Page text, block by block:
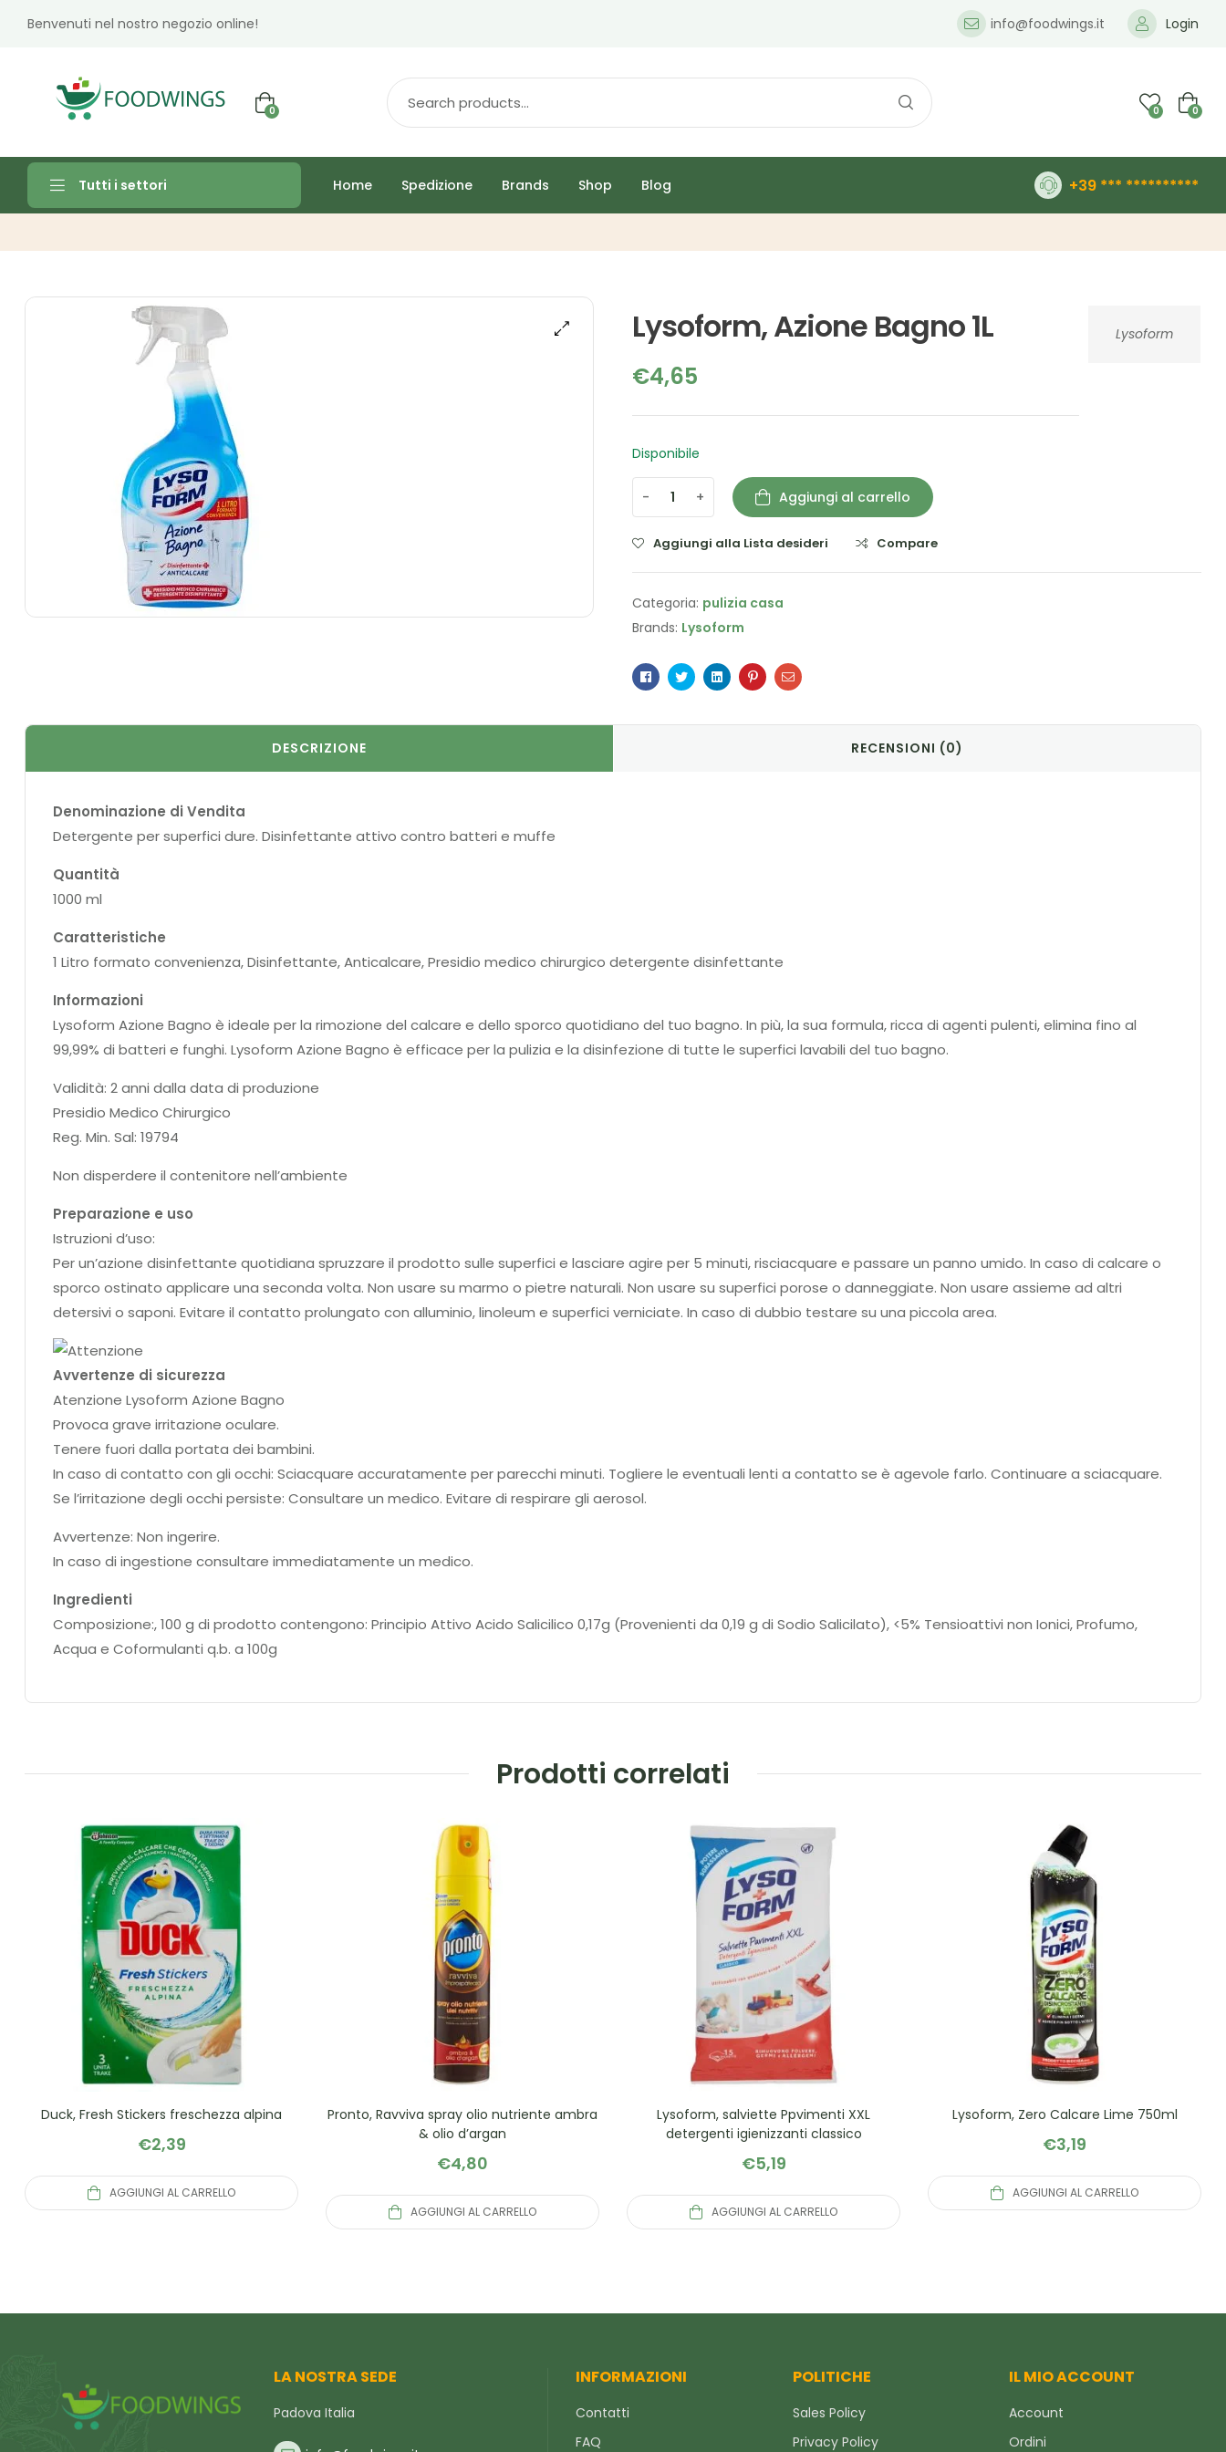
Benvenuti nel nostro negozio online! info@foodwings.it Login
0 0 0
Tutti i settori Home Spedizione Brands Shop Blog +39 *** **********
Lysoform
Lysoform, Azione Bagno 1L
€4,65
Disponibile
- + Aggiungi al carrello
Aggiungi alla Lista desideri Compare
Categoria: pulizia casa
Brands: Lysoform
Facebook
TwitterLinkedinPinterestEmail
DESCRIZIONE RECENSIONI (0)
Denominazione di Vendita
Detergente per superfici dure. Disinfettante attivo contro batteri e muffe
Quantità
1000 ml
Caratteristiche
1 Litro formato convenienza, Disinfettante, Anticalcare, Presidio medico chirurgico detergente disinfettante
Informazioni
Lysoform Azione Bagno è ideale per la rimozione del calcare e dello sporco quotidiano del tuo bagno. In più, la sua formula, ricca di agenti pulenti, elimina fino al
99,99% di batteri e funghi. Lysoform Azione Bagno è efficace per la pulizia e la disinfezione di tutte le superfici lavabili del tuo bagno.
Validità: 2 anni dalla data di produzione
Presidio Medico Chirurgico
Reg. Min. Sal: 19794
Non disperdere il contenitore nell’ambiente
Preparazione e uso
Istruzioni d’uso:
Per un’azione disinfettante quotidiana spruzzare il prodotto sulle superfici e lasciare agire per 5 minuti, risciacquare e passare un panno umido. In caso di calcare o
sporco ostinato applicare una seconda volta. Non usare su marmo o pietre naturali. Non usare su superfici porose o danneggiate. Non usare assieme ad altri
detersivi o saponi. Evitare il contatto prolungato con alluminio, linoleum e superfici verniciate. In caso di dubbio testare su una piccola area.
Avvertenze di sicurezza
Atenzione Lysoform Azione Bagno
Provoca grave irritazione oculare.
Tenere fuori dalla portata dei bambini.
In caso di contatto con gli occhi: Sciacquare accuratamente per parecchi minuti. Togliere le eventuali lenti a contatto se è agevole farlo. Continuare a sciacquare.
Se l’irritazione degli occhi persiste: Consultare un medico. Evitare di respirare gli aerosol.
Avvertenze: Non ingerire.
In caso di ingestione consultare immediatamente un medico.
Ingredienti
Composizione:, 100 g di prodotto contengono: Principio Attivo Acido Salicilico 0,17g (Provenienti da 0,19 g di Sodio Salicilato), <5% Tensioattivi non Ionici, Profumo,
Acqua e Coformulanti q.b. a 100g
Prodotti correlati
Duck, Fresh Stickers freschezza alpina
€2,39
AGGIUNGI AL CARRELLO
Pronto, Ravviva spray olio nutriente ambra
& olio d’argan
€4,80
AGGIUNGI AL CARRELLO
Lysoform, salviette Ppvimenti XXL
detergenti igienizzanti classico
€5,19
AGGIUNGI AL CARRELLO
Lysoform, Zero Calcare Lime 750ml
€3,19
AGGIUNGI AL CARRELLO
LA NOSTRA SEDE
Padova Italia
INFORMAZIONI
Contatti
FAQ
POLITICHE
Sales Policy
Privacy Policy
IL MIO ACCOUNT
Account
Ordini